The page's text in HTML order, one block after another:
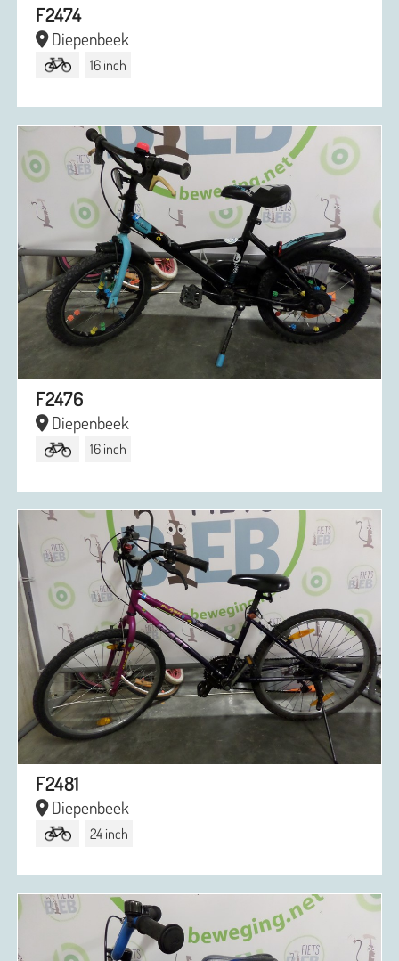
F2474
Diepenbeek
16 inch
F2476
Diepenbeek
16 inch
F2481
Diepenbeek
24 inch